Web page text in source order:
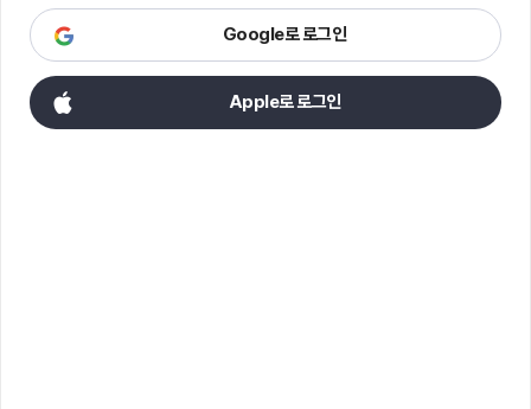
Google로 로그인
Apple로 로그인